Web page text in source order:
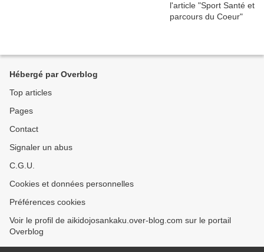
Hébergé par Overblog
Top articles
Pages
Contact
Signaler un abus
C.G.U.
Cookies et données personnelles
Préférences cookies
Voir le profil de aikidojosankaku.over-blog.com sur le portail
Overblog